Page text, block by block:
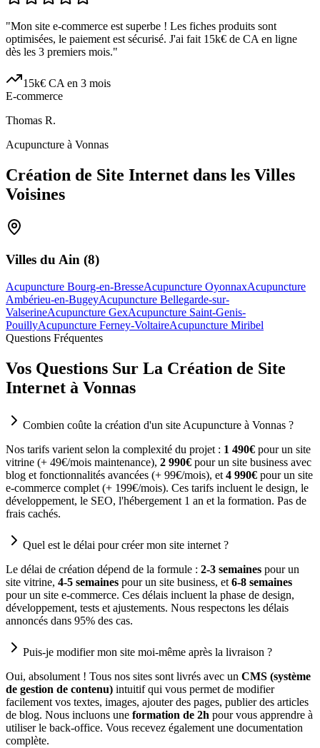
"Mon site e-commerce est superbe ! Les fiches produits sont
optimisées, le paiement est sécurisé. J'ai fait 15k€ de CA en ligne
dès les 3 premiers mois."
15k€ CA en 3 mois
E-commerce
Thomas R.
Acupuncture à Vonnas
Création de Site Internet dans les Villes
Voisines
Villes du Ain (8)
Acupuncture Bourg-en-BresseAcupuncture OyonnaxAcupuncture
Ambérieu-en-BugeyAcupuncture Bellegarde-sur-
ValserineAcupuncture GexAcupuncture Saint-Genis-
PouillyAcupuncture Ferney-VoltaireAcupuncture Miribel
Questions Fréquentes
Vos Questions Sur La Création de Site
Internet à Vonnas
Combien coûte la création d'un site Acupuncture à Vonnas ?
Nos tarifs varient selon la complexité du projet : 1 490€ pour un site
vitrine (+ 49€/mois maintenance), 2 990€ pour un site business avec
blog et fonctionnalités avancées (+ 99€/mois), et 4 990€ pour un site
e-commerce complet (+ 199€/mois). Ces tarifs incluent le design, le
développement, le SEO, l'hébergement 1 an et la formation. Pas de
frais cachés.
Quel est le délai pour créer mon site internet ?
Le délai de création dépend de la formule : 2-3 semaines pour un
site vitrine, 4-5 semaines pour un site business, et 6-8 semaines
pour un site e-commerce. Ces délais incluent la phase de design,
développement, tests et ajustements. Nous respectons les délais
annoncés dans 95% des cas.
Puis-je modifier mon site moi-même après la livraison ?
Oui, absolument ! Tous nos sites sont livrés avec un CMS (système
de gestion de contenu) intuitif qui vous permet de modifier
facilement vos textes, images, ajouter des pages, publier des articles
de blog. Nous incluons une formation de 2h pour vous apprendre à
utiliser le back-office. Vous recevez également une documentation
complète.